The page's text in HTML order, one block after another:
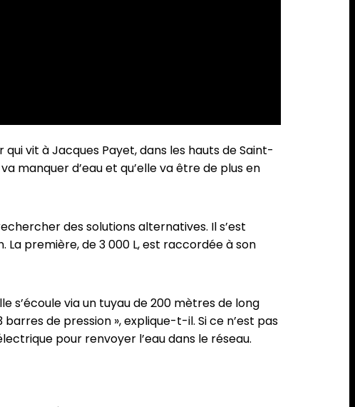
qui vit à Jacques Payet, dans les hauts de Saint-
manquer d’eau et qu’elle va être de plus en
des solutions alternatives. Il s’est
première, de 3 000 L, est raccordée à son
s’écoule via un tuyau de 200 mètres de long
barres de pression », explique-t-il. Si ce n’est pas
pour renvoyer l’eau dans le réseau.